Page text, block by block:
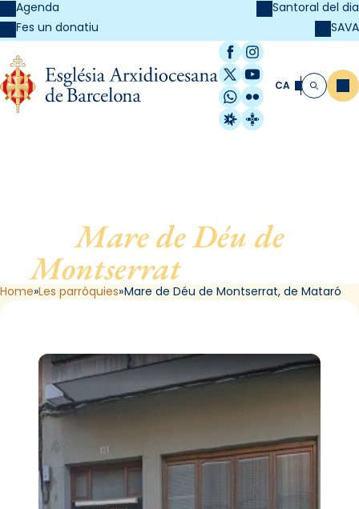
Agenda
Fes un donatiu
Santoral del dia
SAVA
Facebook
Instagram
X / Twitter
YouTube
WhatsApp
Flickr
Radio Estel
Catalunya
CA Cerca
Mare de Déu de
Montserrat, de Mataró
Home Les parròquies Mare de Déu de Montserrat, de Mataró